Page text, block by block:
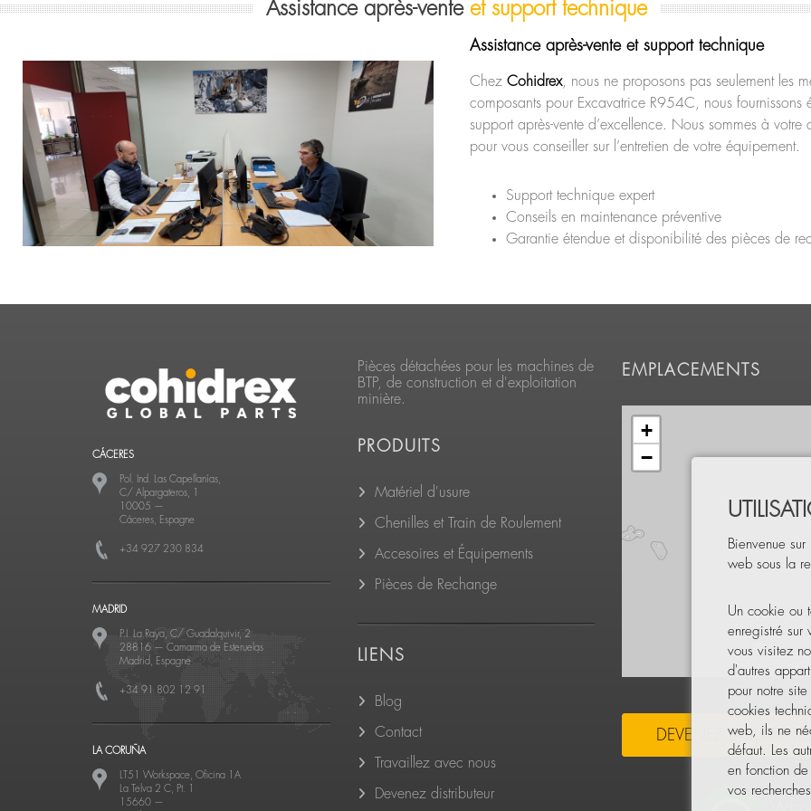
Assistance après-vente et support technique
Assistance après-vente et support technique
Chez Cohidrex, nous ne proposons pas seulement les
composants pour Excavatrice R954C, nous fournissons
support après-vente d’excellence. Nous sommes à votre
pour vous conseiller sur l’entretien de votre équipement.
Support technique expert
Conseils en maintenance préventive
Garantie étendue et disponibilité des pièces de
CÁCERES
Pol. Ind. Las Capellanías,
C/ Alpargateros, 1
10005 —
Cáceres, Espagne
+34 927 230 834
MADRID
P.I. La Raya, C/ Guadalquivir, 2
28816 — Camarma de Esteruelas
Madrid, Espagne
+34 91 802 12 91
LA CORUÑA
LT51 Workspace, Oficina 1A
La Telva 2 C, Pt. 1
15660 —
Pièces détachées pour les machines de
BTP, de construction et d'exploitation
minière.
PRODUITS
Matériel d'usure
Chenilles et Train de Roulement
Accesoires et Équipements
Pièces de Rechange
LIENS
Blog
Contact
Travaillez avec nous
Devenez distributeur
EMPLACEMENTS
+
−
DEVENEZ
Bienvenue
web sous la
Un cookie ou
enregistré sur
vous visitez
d'autres
pour notre
cookies
web, ils ne
défaut. Les
en fonction
vos